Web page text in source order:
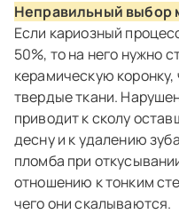
Неправильный выбор
Если кариозный
50%, то на него нужно
керамическую
твердые ткани.
приводит к сколу
десну и к удалению
пломба при
отношению к тонким
чего они скалываются.